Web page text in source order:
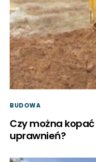
BUDOWA
Czy można
uprawnień?